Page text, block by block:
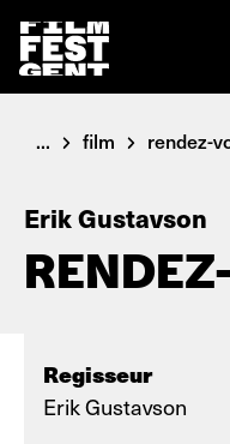
... film rendez-
Erik Gustavson
Regisseur
Erik Gustavson